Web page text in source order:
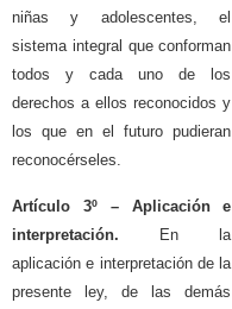
niñas y adolescentes, el
sistema integral que conforman
todos y cada uno de los
derechos a ellos reconocidos y
los que en el futuro pudieran
reconocérseles.
Artículo 3º –
Aplicación e
interpretación. En la
aplicación e interpretación de la
presente ley, de las demás